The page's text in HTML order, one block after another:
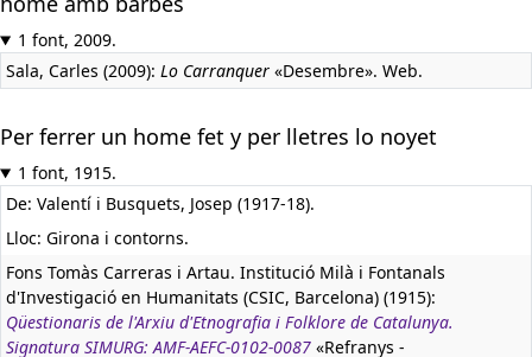
1 font, 2009.
Sala, Carles (2009): Lo Carranquer «Desembre». Web.
Per ferrer un home fet y per lletres lo noyet
1 font, 1915.
De: Valentí i Busquets, Josep (1917-18).
Lloc: Girona i contorns.
Fons Tomàs Carreras i Artau. Institució Milà i Fontanals
d'Investigació en Humanitats (CSIC, Barcelona) (1915):
Qüestionaris de l'Arxiu d'Etnografia i Folklore de Catalunya.
Signatura SIMURG: AMF-AEFC-0102-0087 «Refranys -